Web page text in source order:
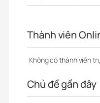
Thành viên
Không có thành viên
Chủ đề gần đây